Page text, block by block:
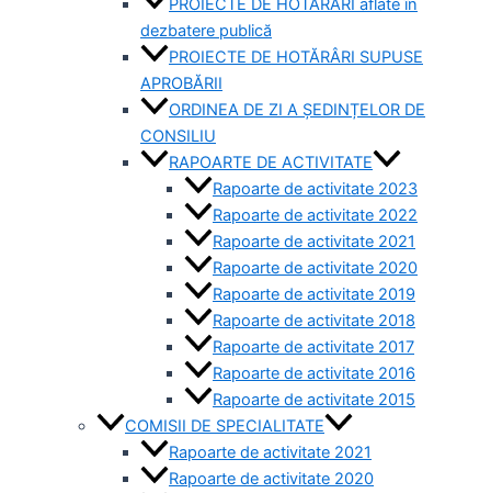
dezbatere publică
PROIECTE DE HOTĂRÂRI SUPUSE
APROBĂRII
ORDINEA DE ZI A ȘEDINȚELOR DE
CONSILIU
RAPOARTE DE ACTIVITATE
Rapoarte de activitate 2023
Rapoarte de activitate 2022
Rapoarte de activitate 2021
Rapoarte de activitate 2020
Rapoarte de activitate 2019
Rapoarte de activitate 2018
Rapoarte de activitate 2017
Rapoarte de activitate 2016
Rapoarte de activitate 2015
COMISII DE SPECIALITATE
Rapoarte de activitate 2021
Rapoarte de activitate 2020